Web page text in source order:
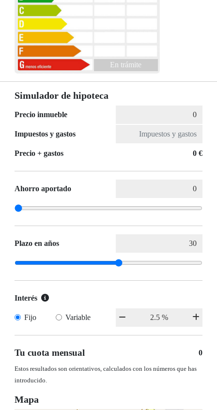
En trámite
Simulador de hipoteca
Precio inmueble
Impuestos y gastos
Precio + gastos 0 €
Ahorro aportado
Plazo en años
Interés
Fijo Variable
Tu cuota mensual 0
Estos resultados son orientativos, calculados con los números que has
introducido.
Mapa